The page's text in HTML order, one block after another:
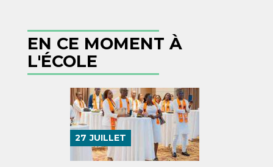
EN CE MOMENT À
L'ÉCOLE
27 JUILLET